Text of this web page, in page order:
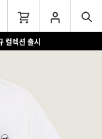
컬렉션 출시